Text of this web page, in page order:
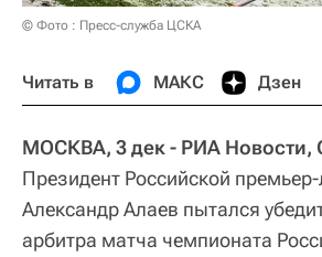
© Фото : Пресс-служба ЦСКА
Читать в МАКС Дзен
МОСКВА, 3 дек - РИА Новости,
Президент Российской
Александр Алаев пытался
арбитра матча чемпионата